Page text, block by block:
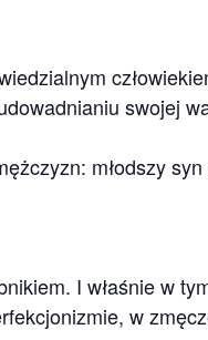
swojej
młodszy
I właśnie w
w